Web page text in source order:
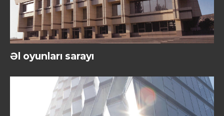
Əl oyunları sarayı